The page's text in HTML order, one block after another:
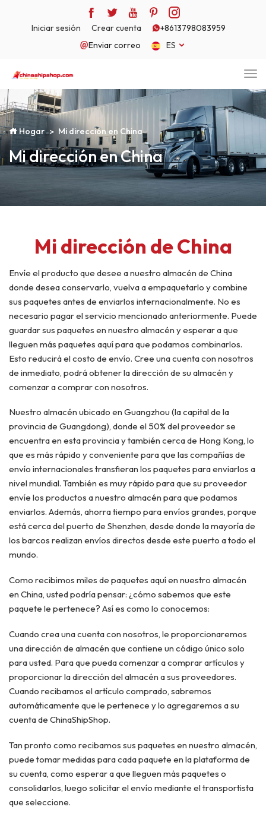
Iniciar sesión Crear cuenta
+8613798083959
Enviar correo
ES
Hogar Mi dirección en China
Mi dirección en China
Mi dirección de China
Envíe el producto que desee a nuestro almacén de China
donde desea conservarlo, vuelva a empaquetarlo y combine
sus paquetes antes de enviarlos internacionalmente. No es
necesario pagar el servicio mencionado anteriormente. Puede
guardar sus paquetes en nuestro almacén y esperar a que
lleguen más paquetes aquí para que podamos combinarlos.
Esto reducirá el costo de envío. Cree una cuenta con nosotros
de inmediato, podrá obtener la dirección de su almacén y
comenzar a comprar con nosotros.
Nuestro almacén ubicado en Guangzhou (la capital de la
provincia de Guangdong), donde el 50% del proveedor se
encuentra en esta provincia y también cerca de Hong Kong, lo
que es más rápido y conveniente para que las compañías de
envío internacionales transfieran los paquetes para enviarlos a
nivel mundial. También es muy rápido para que su proveedor
envíe los productos a nuestro almacén para que podamos
enviarlos. Además, ahorra tiempo para envíos grandes, porque
está cerca del puerto de Shenzhen, desde donde la mayoría de
los barcos realizan envíos directos desde este puerto a todo el
mundo.
Como recibimos miles de paquetes aquí en nuestro almacén
en China, usted podría pensar: ¿cómo sabemos que este
paquete le pertenece? Así es como lo conocemos:
Cuando crea una cuenta con nosotros, le proporcionaremos
una dirección de almacén que contiene un código único solo
para usted. Para que pueda comenzar a comprar artículos y
proporcionar la dirección del almacén a sus proveedores.
Cuando recibamos el artículo comprado, sabremos
automáticamente que le pertenece y lo agregaremos a su
cuenta de ChinaShipShop.
Tan pronto como recibamos sus paquetes en nuestro almacén,
puede tomar medidas para cada paquete en la plataforma de
su cuenta, como esperar a que lleguen más paquetes o
consolidarlos, luego solicitar el envío mediante el transportista
que seleccione.